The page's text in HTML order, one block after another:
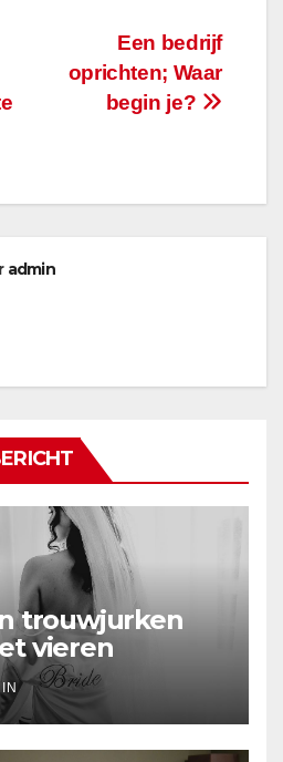
Een bedrijf
oprichten; Waar
begin je?
admin
trouwjurken
vieren